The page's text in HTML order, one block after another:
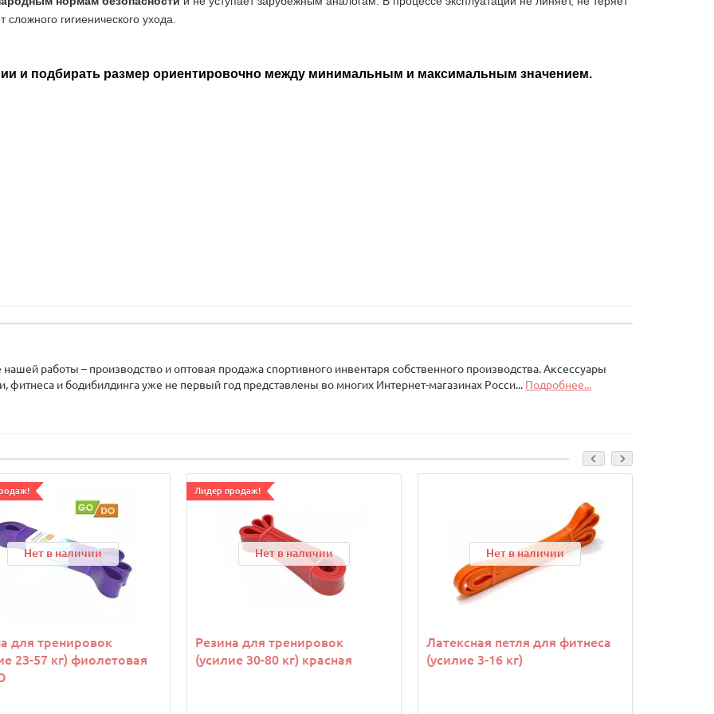
гигиенического ухода.
и подбирать размер ориентировочно между минимальным и максимальным значением.
работы – производство и оптовая продажа спортивного инвентаря собственного производства. Аксессуары
фитнеса и бодибилдинга уже не первый год представлены во многих Интернет-магазинах Росси... Подробнее...
Нет в наличии
для тренировок
23-57 кг) фиолетовая
Лидер продаж!
Нет в наличии
Резина для тренировок
(усилие 30-80 кг) красная
Нет в наличии
Латексная петля для фитнеса
(усилие 3-16 кг)